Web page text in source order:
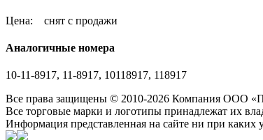
Цена: снят с продажи
Аналогичные номера
10-11-8917, 11-8917, 10118917, 118917
Все права защищены © 2010-2026 Компания ООО
Все торговые марки и логотипы принадлежат их
Информация представленная на сайте ни при каких